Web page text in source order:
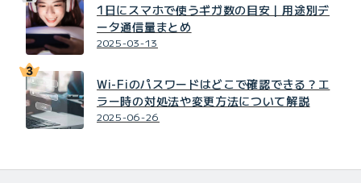
1日にスマホで使うギガ数の目安｜用途別デ
ータ通信量まとめ
2025-03-13
Wi-Fiのパスワードはどこで確認できる？エ
ラー時の対処法や変更方法について解説
2025-06-26